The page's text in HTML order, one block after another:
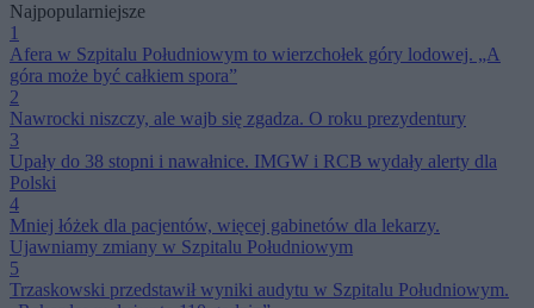
Najpopularniejsze
1
Afera w Szpitalu Południowym to wierzchołek góry lodowej. „A
góra może być całkiem spora”
2
Nawrocki niszczy, ale wajb się zgadza. O roku prezydentury
3
Upały do 38 stopni i nawałnice. IMGW i RCB wydały alerty dla
Polski
4
Mniej łóżek dla pacjentów, więcej gabinetów dla lekarzy.
Ujawniamy zmiany w Szpitalu Południowym
5
Trzaskowski przedstawił wyniki audytu w Szpitalu Południowym.